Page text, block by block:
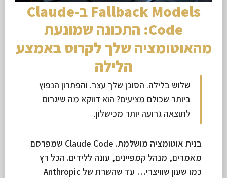
Fallback Models ב-Claude
Code: התכונה שמונעת
מהאוטומציה שלך לקרוס באמצע
הלילה
שלוש בלילה. הסוכן שלך עצר. והפתרון הנפוץ
ביותר שכולם מציעים? הוא דווקא מה שיגרום
לתוצאה גרועה יותר מכישלון.
בנית אוטומציה מושלמת. Claude Code שמפרסם
מאמרים, מנהל קמפיינים, עונה ללידים. הכל רץ
כמו שעון שוויצרי… עד שהשרת של Anthropic